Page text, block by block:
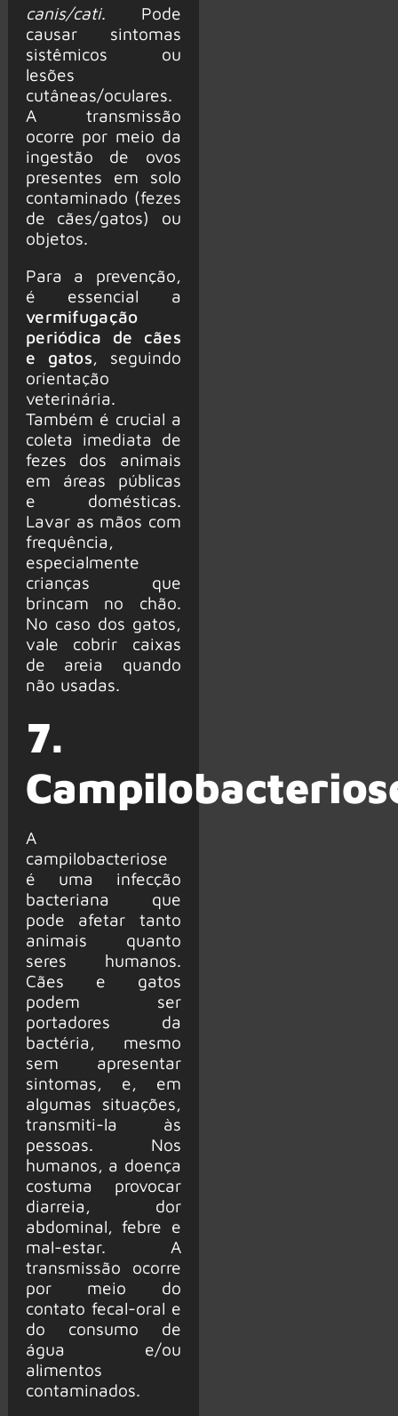
canis/cati. Pode
causar sintomas
sistêmicos ou
lesões
cutâneas/oculares.
A transmissão
ocorre por meio da
ingestão de ovos
presentes em solo
contaminado (fezes
de cães/gatos) ou
objetos.
Para a prevenção,
é essencial a
vermifugação
periódica de cães
e gatos, seguindo
orientação
veterinária.
Também é crucial a
coleta imediata de
fezes dos animais
em áreas públicas
e domésticas.
Lavar as mãos com
frequência,
especialmente
crianças que
brincam no chão.
No caso dos gatos,
vale cobrir caixas
de areia quando
não usadas.
7.
A
campilobacteriose
é uma infecção
bacteriana que
pode afetar tanto
animais quanto
seres humanos.
Cães e gatos
podem ser
portadores da
bactéria, mesmo
sem apresentar
sintomas, e, em
algumas situações,
transmiti-la às
pessoas. Nos
humanos, a doença
costuma provocar
diarreia, dor
abdominal, febre e
mal-estar. A
transmissão ocorre
por meio do
contato fecal-oral e
do consumo de
água e/ou
alimentos
contaminados.